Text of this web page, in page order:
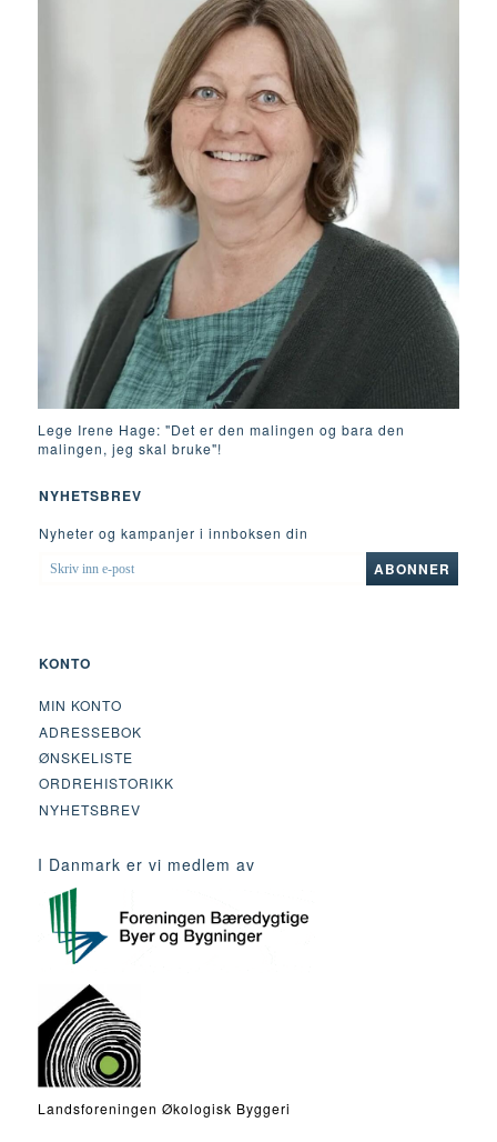
Lege Irene Hage: "Det er den malingen og bara den
malingen, jeg skal bruke"!
NYHETSBREV
Nyheter og kampanjer i innboksen din
SKRIV
INN
ABONNER
KONTO
MIN KONTO
ADRESSEBOK
ØNSKELISTE
ORDREHISTORIKK
NYHETSBREV
I Danmark er vi medlem av
Landsforeningen Økologisk Byggeri